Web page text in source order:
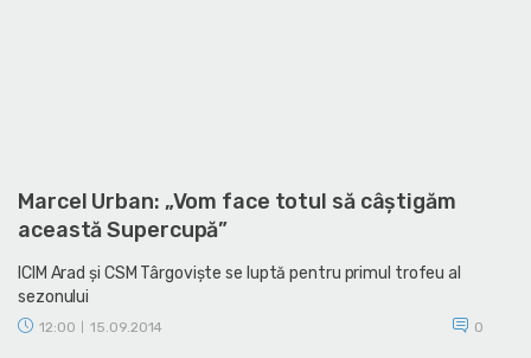
Marcel Urban: „Vom face totul să câştigăm
această Supercupă”
ICIM Arad şi CSM Târgovişte se luptă pentru primul trofeu al
sezonului
12:00 15.09.2014 0